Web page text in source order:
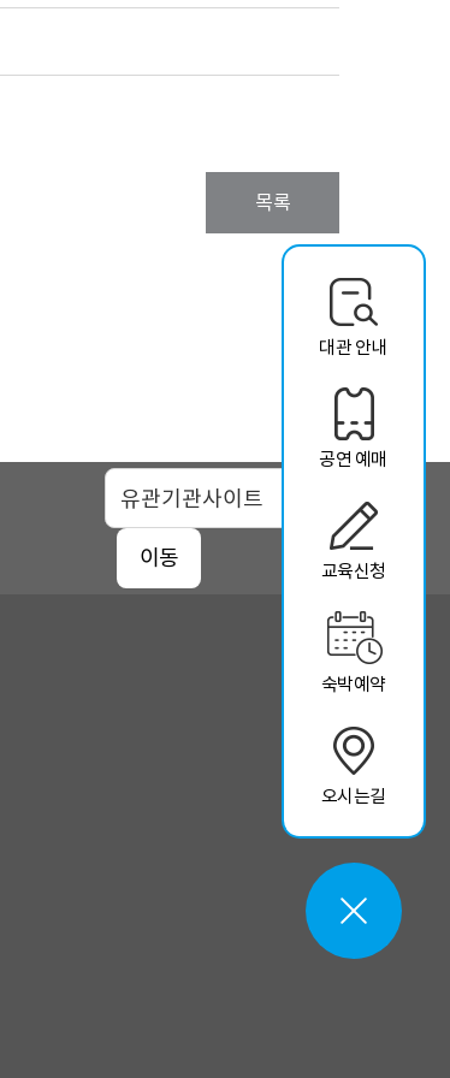
목록
이동
대관 안내
공연 예매
교육신청
숙박예약
오시는길